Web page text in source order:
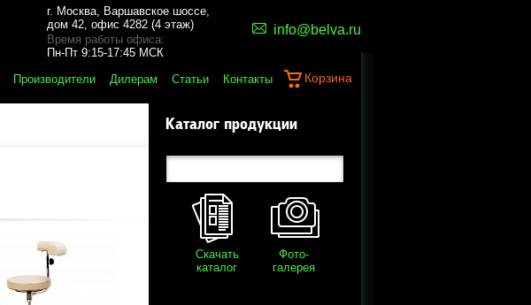
г. Москва, Варшавское шоссе,
дом 42, офис 4282 (4 этаж)
Время работы офиса:
Пн-Пт 9:15-17:45 МСК
info@belva.ru
Производители Дилерам Статьи Контакты Корзина
Каталог продукции
Скачать
каталог
Фото-
галерея